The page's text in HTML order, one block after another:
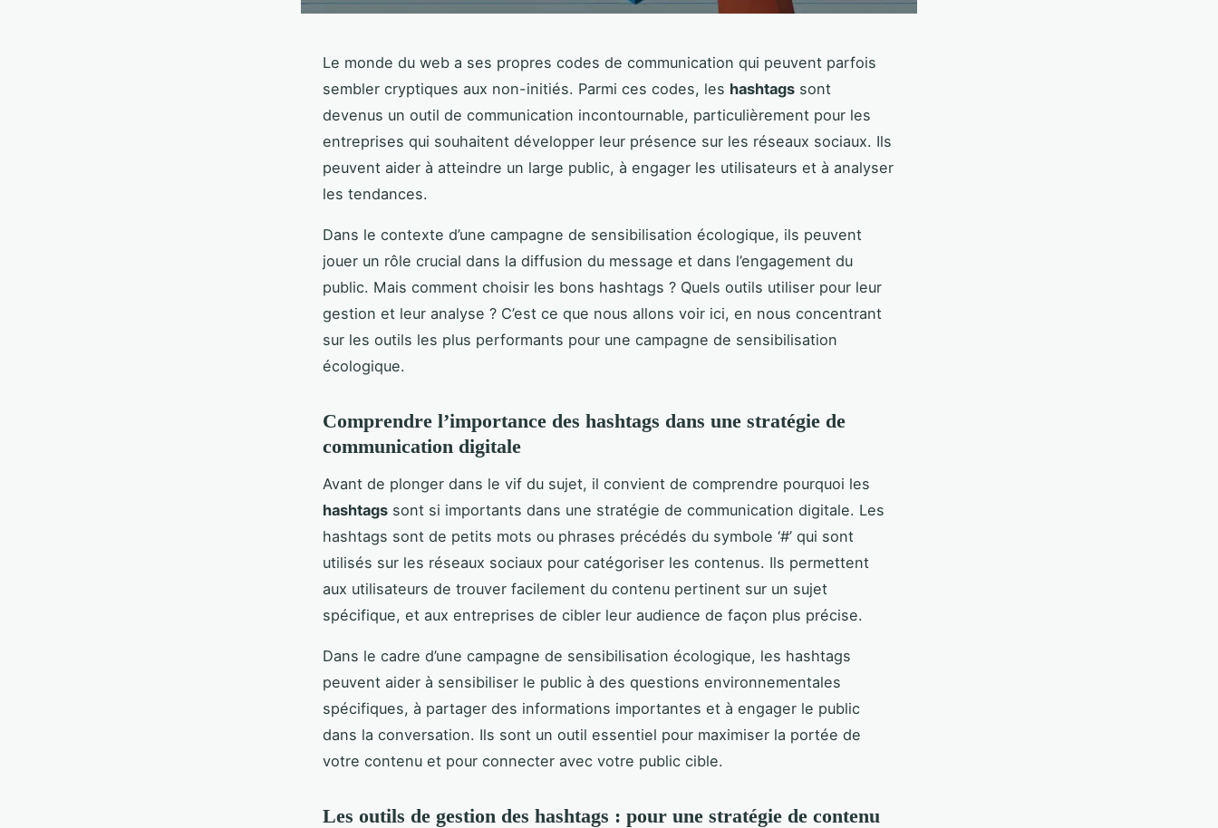
Le monde du web a ses propres codes de communication qui peuvent parfois
sembler cryptiques aux non-initiés. Parmi ces codes, les hashtags sont
devenus un outil de communication incontournable, particulièrement pour les
entreprises qui souhaitent développer leur présence sur les réseaux sociaux. Ils
peuvent aider à atteindre un large public, à engager les utilisateurs et à analyser
les tendances.
Dans le contexte d’une campagne de sensibilisation écologique, ils peuvent
jouer un rôle crucial dans la diffusion du message et dans l’engagement du
public. Mais comment choisir les bons hashtags ? Quels outils utiliser pour leur
gestion et leur analyse ? C’est ce que nous allons voir ici, en nous concentrant
sur les outils les plus performants pour une campagne de sensibilisation
écologique.
Comprendre l’importance des hashtags dans une stratégie de
communication digitale
Avant de plonger dans le vif du sujet, il convient de comprendre pourquoi les
hashtags sont si importants dans une stratégie de communication digitale. Les
hashtags sont de petits mots ou phrases précédés du symbole ‘#’ qui sont
utilisés sur les réseaux sociaux pour catégoriser les contenus. Ils permettent
aux utilisateurs de trouver facilement du contenu pertinent sur un sujet
spécifique, et aux entreprises de cibler leur audience de façon plus précise.
Dans le cadre d’une campagne de sensibilisation écologique, les hashtags
peuvent aider à sensibiliser le public à des questions environnementales
spécifiques, à partager des informations importantes et à engager le public
dans la conversation. Ils sont un outil essentiel pour maximiser la portée de
votre contenu et pour connecter avec votre public cible.
Les outils de gestion des hashtags : pour une stratégie de contenu